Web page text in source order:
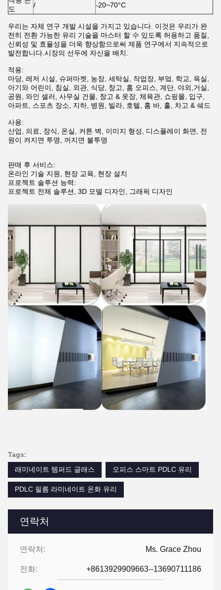
연락처
연락처: Ms. Grace Zhou
전화: +8613929909663--13690711186
도
/ -20~70°C
우리는 자체 연구 개발 시설을 가지고 있습니다. 이것은 우리가 완
전히 전환 가능한 유리 기술을 마스터 할 수 있도록 허용하고 품질,
신뢰성 및 효율성을 더욱 향상함으로써 제품 연구에서 지속적으로
발전합니다.시장의 선두에 자신을 배치.
적용:
마당, 레저 시설, 슈퍼마켓, 농장, 세탁실, 작업장, 부엌, 학교, 욕실,
아기와 어린이, 침실, 외관, 식당, 창고, 홈 오피스, 계단, 야외,거실,
공원, 와인 셀러, 사무실 건물, 창고 & 옷장, 체육관, 쇼핑몰, 입구,
아파트, 스포츠 장소, 지하, 병원, 빌라, 호텔, 홈 바, 홀, 차고 & 쉐드
사용:
산업, 의료, 장식, 온실, 커튼 벽, 이미지 형성, 디스플레이 화면, 전
원이 켜지면 투명, 꺼지면 불투명
판매 후 서비스:
온라인 기술 지원, 현장 교육, 현장 설치
프로젝트 솔루션 능력:
프로젝트 전체 솔루션, 3D 모델 디자인, 그래픽 디자인
Tags:
래미네이트 템퍼드 글래스
오피스 스마트 PDLC 유리
PDLC 필름 라미네이트 온화 유리